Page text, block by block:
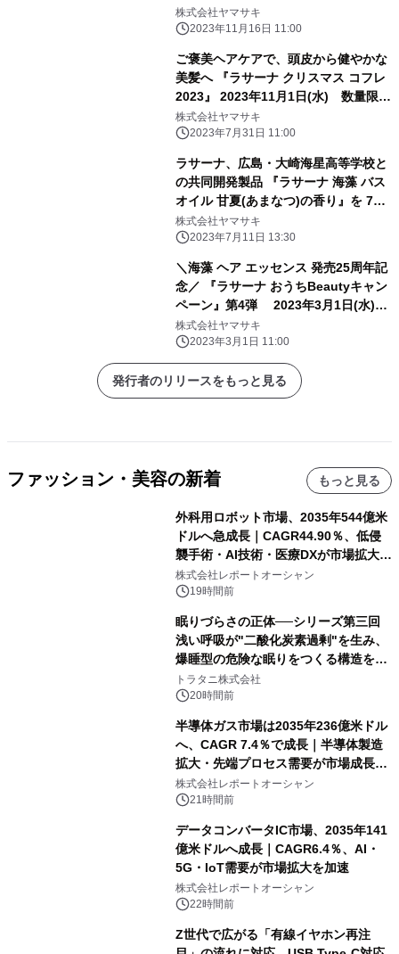
発売
株式会社ヤマサキ
2023年11月16日 11:00
ご褒美ヘアケアで、頭皮から健やかな
美髪へ 『ラサーナ クリスマス コフレ
2023』 2023年11月1日(水) 数量限定
発売！
株式会社ヤマサキ
2023年7月31日 11:00
ラサーナ、広島・大崎海星高等学校と
の共同開発製品 『ラサーナ 海藻 バス
オイル 甘夏(あまなつ)の香り』を 7月
24日から工場見学来場者への無料体験
企画品として提供開始
株式会社ヤマサキ
2023年7月11日 13:30
＼海藻 ヘア エッセンス 発売25周年記
念／ 『ラサーナ おうちBeautyキャン
ペーン』第4弾 2023年3月1日(水)～
2023年8月31日(木)まで
株式会社ヤマサキ
2023年3月1日 11:00
発行者のリリースをもっと見る
ファッション・美容の新着 もっと見る
外科用ロボット市場、2035年544億米
ドルへ急成長｜CAGR44.90％、低侵
襲手術・AI技術・医療DXが市場拡大を
牽引
株式会社レポートオーシャン
19時間前
眠りづらさの正体──シリーズ第三回
浅い呼吸が"二酸化炭素過剰"を生み、
爆睡型の危険な眠りをつくる構造を解
説
トラタニ株式会社
20時間前
半導体ガス市場は2035年236億米ドル
へ、CAGR 7.4％で成長｜半導体製造
拡大・先端プロセス需要が市場成長を
加速
株式会社レポートオーシャン
21時間前
データコンバータIC市場、2035年141
億米ドルへ成長｜CAGR6.4％、AI・
5G・IoT需要が市場拡大を加速
株式会社レポートオーシャン
22時間前
Z世代で広がる「有線イヤホン再注